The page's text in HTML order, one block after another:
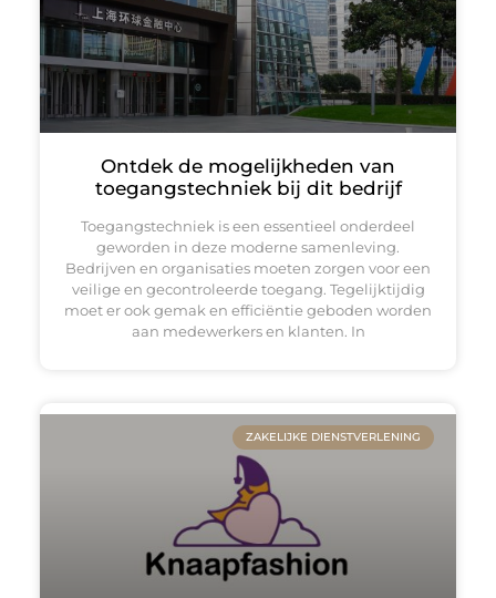
Ontdek de mogelijkheden van
toegangstechniek bij dit bedrijf
Toegangstechniek is een essentieel onderdeel
geworden in deze moderne samenleving.
Bedrijven en organisaties moeten zorgen voor een
veilige en gecontroleerde toegang. Tegelijktijdig
moet er ook gemak en efficiëntie geboden worden
aan medewerkers en klanten. In
ZAKELIJKE DIENSTVERLENING